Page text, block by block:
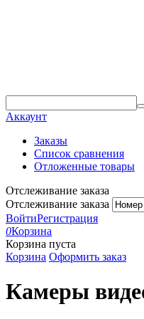
Аккаунт
Заказы
Список сравнения
Отложенные товары
Отслеживание заказа
Отслеживание заказа
ВойтиРегистрация
0Корзина
Корзина пуста
Корзина Оформить заказ
Камеры